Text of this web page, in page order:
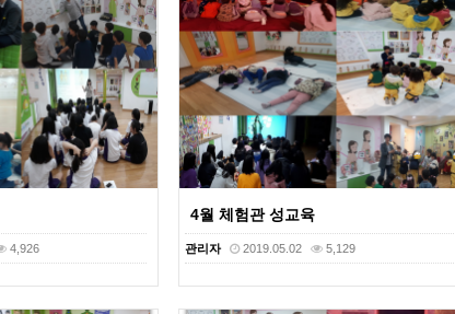
4,926
4월 체험관 성교육
관리자 2019.05.02 5,129